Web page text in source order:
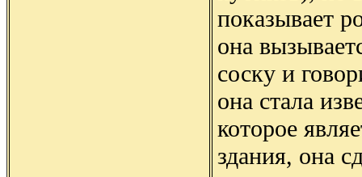
показывает
она
соску и
она стала
которое
здания, она